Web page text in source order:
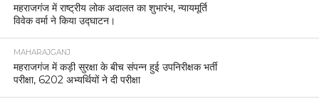
महराजगंज में राष्ट्रीय लोक अदालत का शुभारंभ, न्यायमूर्ति
विवेक वर्मा ने किया उद्घाटन।
MAHARAJGANJ
महराजगंज में कड़ी सुरक्षा के बीच संपन्न हुई उपनिरीक्षक भर्ती
परीक्षा, 6202 अभ्यर्थियों ने दी परीक्षा